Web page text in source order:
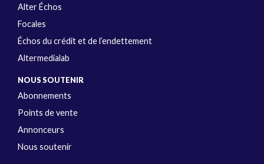
Alter Échos
Focales
Échos du crédit et de l’endettement
Altermedialab
NOUS SOUTENIR
Abonnements
Points de vente
Annonceurs
Nous soutenir